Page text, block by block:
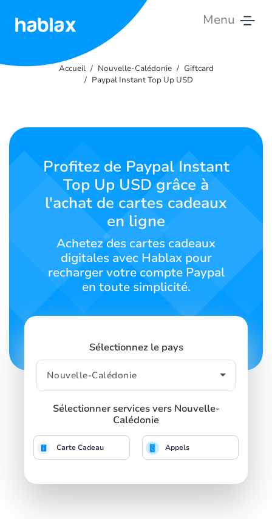
Menu
nous
SIGN UP
Accueil Nouvelle-Calédonie
Giftcard
Paypal Instant Top Up USD
Profitez de Paypal Instant
Top Up USD grâce à
l'achat de cartes cadeaux
en ligne
Achetez des cartes cadeaux
digitales avec Hablax pour
recharger votre compte Paypal
en toute simplicité.
Sélectionnez le pays
Sélectionner services vers Nouvelle-
Calédonie
Carte Cadeau Appels